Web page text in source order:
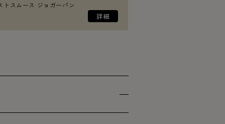
トスムース ジョガーパン